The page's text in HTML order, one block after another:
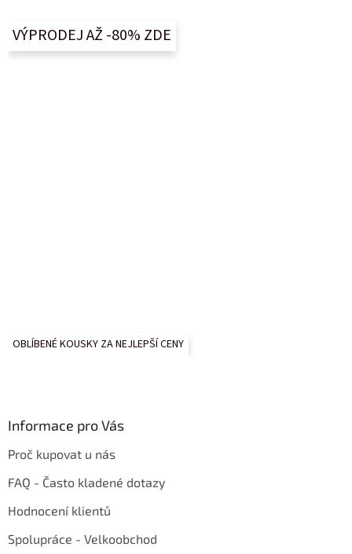
VÝPRODEJ AŽ -80% ZDE
OBLÍBENÉ KOUSKY ZA NEJLEPŠÍ CENY
Informace pro Vás
Proč kupovat u nás
FAQ - Často kladené dotazy
Hodnocení klientů
Spolupráce - Velkoobchod